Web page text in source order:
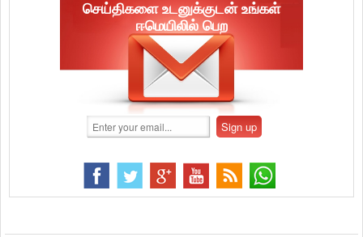
செய்திகளை உடனுக்குடன் உங்கள்
ஈமெயிலில் பெற